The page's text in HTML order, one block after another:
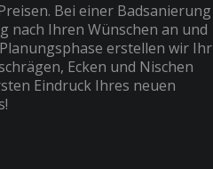
Bei einer Badsanierung
nach Ihren Wünschen an und
erstellen wir Ihr
Ecken und Nischen
Eindruck Ihres neuen